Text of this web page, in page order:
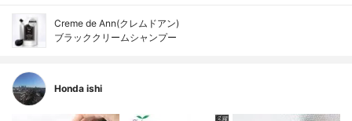
Creme de Ann(クレムドアン)
ブラッククリームシャンプー
Honda ishi